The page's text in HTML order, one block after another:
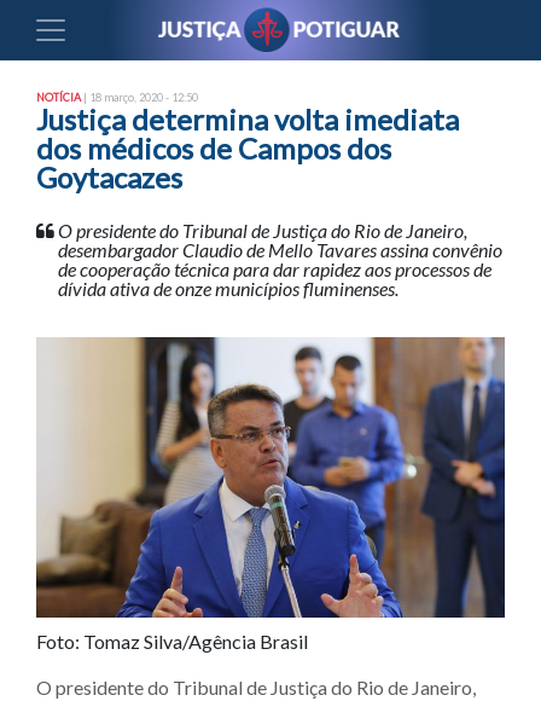
NOTÍCIA | 18 março, 2020 - 12:50
Justiça determina volta imediata
dos médicos de Campos dos
Goytacazes
O presidente do Tribunal de Justiça do Rio de Janeiro,
desembargador Claudio de Mello Tavares assina convênio
de cooperação técnica para dar rapidez aos processos de
dívida ativa de onze municípios fluminenses.
Foto: Tomaz Silva/Agência Brasil
O presidente do Tribunal de Justiça do Rio de Janeiro,